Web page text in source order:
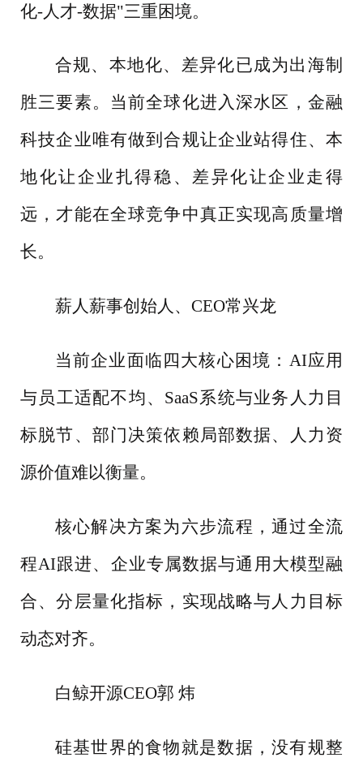
化-人才-数据"三重困境。
合规、本地化、差异化已成为出海制
胜三要素。当前全球化进入深水区，金融
科技企业唯有做到合规让企业站得住、本
地化让企业扎得稳、差异化让企业走得
远，才能在全球竞争中真正实现高质量增
长。
薪人薪事创始人、 CEO常兴龙
当前企业面临四大核心困境： AI应用
与员工适配不均、SaaS系统与业务人力目
标脱节、部门决策依赖局部数据、人力资
源价值难以衡量。
核心解决方案为六步流程，通过全流
程AI跟进、企业专属数据与通用大模型融
合、分层量化指标，实现战略与人力目标
动态对齐。
白鲸开源CEO郭 炜
硅基世界的食物就是数据，没有规整